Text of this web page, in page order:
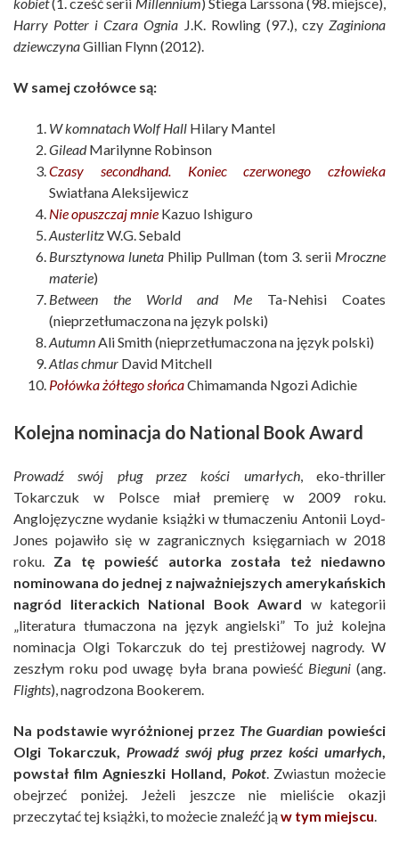
Harry Potter i Czara Ognia J.K. Rowling (97.), czy Zaginiona
dziewczynaGillian Flynn (2012).
W samej czołówce są:
W komnatach Wolf Hall Hilary Mantel
GileadMarilynne Robinson
Czasy secondhand. Koniec czerwonego człowieka
Swiatłana Aleksijewicz
Nie opuszczaj mnie Kazuo Ishiguro
AusterlitzW.G. Sebald
Bursztynowa luneta Philip Pullman (tom 3. serii Mroczne
materie)
Between the World and Me Ta-Nehisi Coates
(nieprzetłumaczona na język polski)
Autumn Ali Smith (nieprzetłumaczona na język polski)
Atlas chmur David Mitchell
Połówka żółtego słońcaChimamanda Ngozi Adichie
Kolejna nominacja do National Book Award
Prowadź swój pług przez kości umarłych, eko-thriller
Tokarczuk w Polsce miał premierę w 2009 roku.
Anglojęzyczne wydanie książki w tłumaczeniu Antonii Loyd-
Jones pojawiło się w zagranicznych księgarniach w 2018
roku. Za tę powieść autorka została też niedawno
nominowana do jednej z najważniejszych amerykańskich
nagród literackich National Book Award w kategorii
„literatura tłumaczona na język angielski” To już kolejna
nominacja Olgi Tokarczuk do tej prestiżowej nagrody. W
zeszłym roku pod uwagę była brana powieść Bieguni(ang.
Flights), nagrodzona Bookerem.
Na podstawie wyróżnionej przez The Guardian powieści
Olgi Tokarczuk, Prowadź swój pług przez kości umarłych
powstał film Agnieszki Holland, Pokot. Zwiastun możecie
obejrzeć poniżej. Jeżeli jeszcze nie mieliście okazji
przeczytać tej książki, to możecie znaleźć jąw tym miejscu